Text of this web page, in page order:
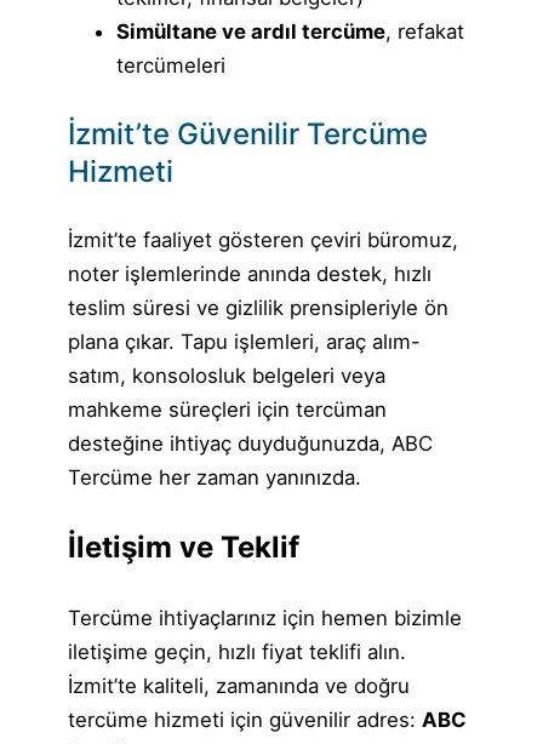
Simültane ve ardıl tercüme, refakat
tercümeleri
İzmit’te Güvenilir Tercüme
Hizmeti
İzmit’te faaliyet gösteren çeviri büromuz,
noter işlemlerinde anında destek, hızlı
teslim süresi ve gizlilik prensipleriyle ön
plana çıkar. Tapu işlemleri, araç alım-
satım, konsolosluk belgeleri veya
mahkeme süreçleri için tercüman
desteğine ihtiyaç duyduğunuzda, ABC
Tercüme her zaman yanınızda.
İletişim ve Teklif
Tercüme ihtiyaçlarınız için hemen bizimle
iletişime geçin, hızlı fiyat teklifi alın.
İzmit’te kaliteli, zamanında ve doğru
tercüme hizmeti için güvenilir adres: ABC